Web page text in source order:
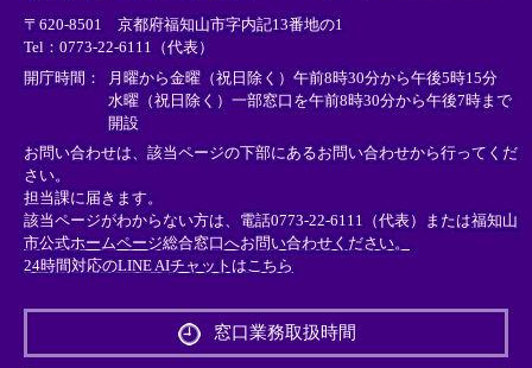
リ
ン
ク
＞
リ
ン
ク
＞
ン
ク
＞
〒620-8501 京都府福知山市字内記13番地の1
Tel：0773-22-6111（代表）
開庁時間：
月曜から金曜（祝日除く）午前8時30分から午後5時15分
水曜（祝日除く）一部窓口を午前8時30分から午後7時まで
開設
お問い合わせは、該当ページの下部にあるお問い合わせから行ってくだ
さい。
担当課に届きます。
該当ページがわからない方は、電話0773-22-6111（代表）または福知山
市公式ホームページ総合窓口へお問い合わせください。
24時間対応のLINE AIチャットはこちら
外
リ
窓口業務取扱時間